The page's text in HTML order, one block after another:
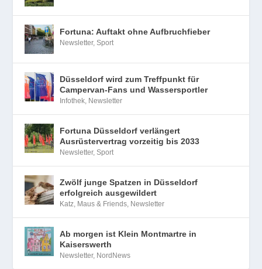
Fortuna: Auftakt ohne Aufbruchfieber
Newsletter,Sport
Düsseldorf wird zum Treffpunkt für
Campervan-Fans und Wassersportler
Infothek Newsletter
Fortuna Düsseldorf verlängert
Ausrüstervertrag vorzeitig bis 2033
Newsletter,Sport
Zwölf junge Spatzen in Düsseldorf
erfolgreich ausgewildert
Katz, Maus & Friends Newsletter
Ab morgen ist Klein Montmartre in
Kaiserswerth
Newsletter, NordNews